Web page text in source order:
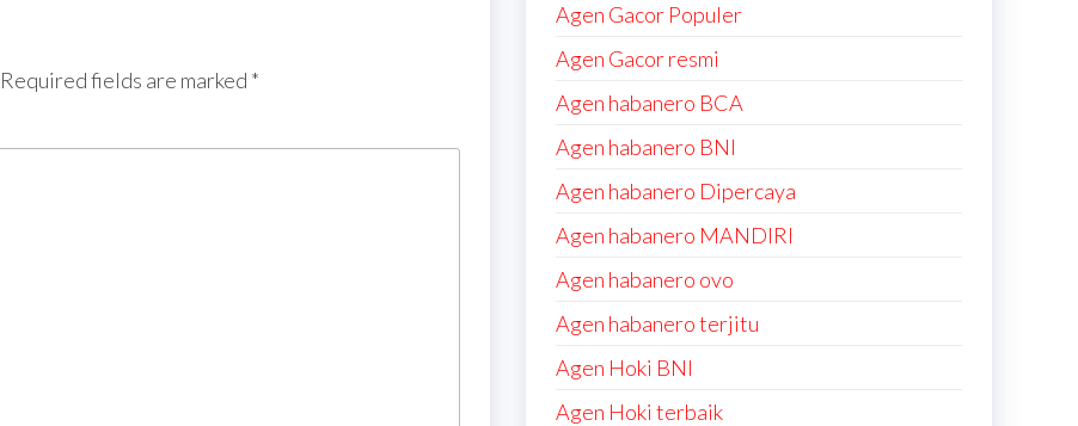
Required fields are marked *
Agen Gacor Populer
Agen Gacor resmi
Agen habanero BCA
Agen habanero BNI
Agen habanero Dipercaya
Agen habanero MANDIRI
Agen habanero ovo
Agen habanero terjitu
Agen Hoki BNI
Agen Hoki terbaik